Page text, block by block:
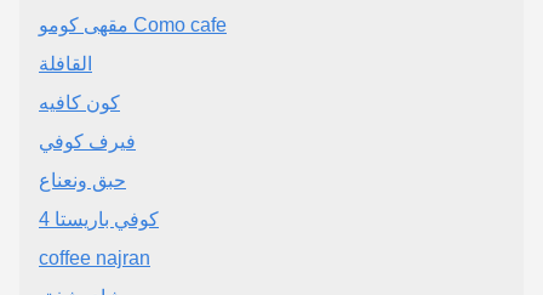
مقهى كومو Como cafe
القافلة
كون كافيه
فيرف كوفي
حبق ونعناع
كوفي باريستا 4
coffee najran